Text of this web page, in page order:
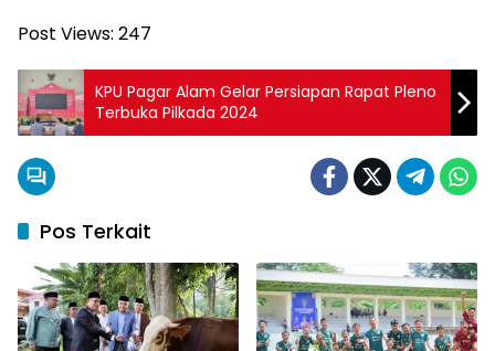
Post Views: 247
KPU Pagar Alam Gelar Persiapan Rapat Pleno
Terbuka Pilkada 2024
Pos Terkait